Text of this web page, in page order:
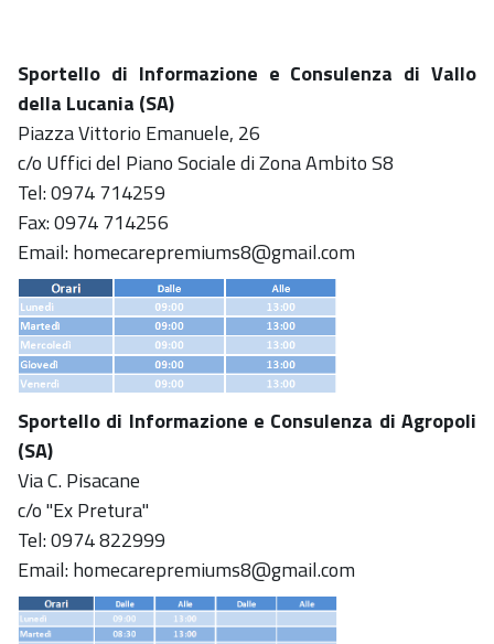
Sportello di Informazione e Consulenza di Vallo
della Lucania (SA)
Piazza Vittorio Emanuele, 26
c/o Uffici del Piano Sociale di Zona Ambito S8
Tel: 0974 714259
Fax: 0974 714256
Email: homecarepremiums8@gmail.com
Sportello di Informazione e Consulenza di Agropoli
(SA)
Via C. Pisacane
c/o "Ex Pretura"
Tel: 0974 822999
Email: homecarepremiums8@gmail.com